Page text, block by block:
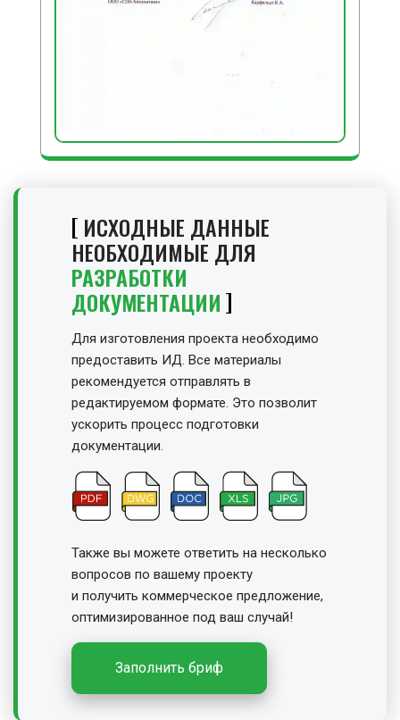
ИСХОДНЫЕ ДАННЫЕ
НЕОБХОДИМЫЕ ДЛЯ
РАЗРАБОТКИ
ДОКУМЕНТАЦИИ
Для изготовления проекта необходимо
предоставить ИД. Все материалы
рекомендуется отправлять в
редактируемом формате. Это позволит
ускорить процесс подготовки
документации.
Также вы можете ответить на несколько
вопросов по вашему проекту
и получить коммерческое предложение,
оптимизированное под ваш случай!
Заполнить бриф